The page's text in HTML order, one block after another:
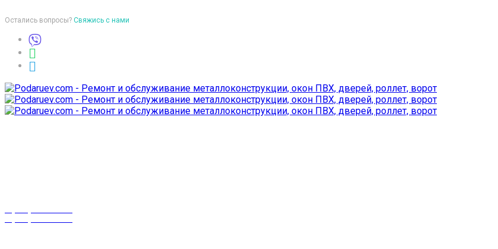
Остались вопросы? Свяжись с нами